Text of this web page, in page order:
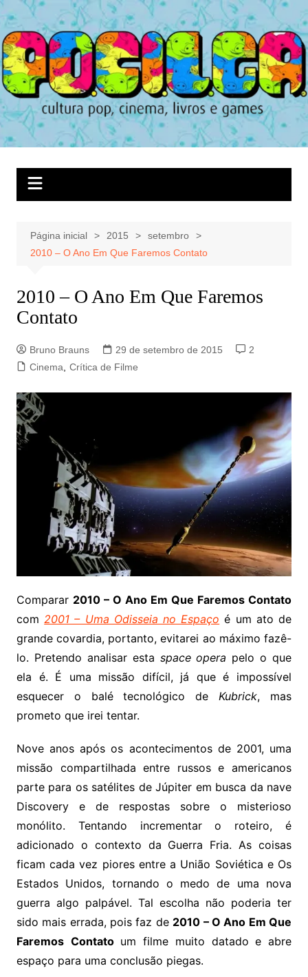
Ir
para
o
conteúdo
Página inicial 2015
setembro
2010 – O Ano Em Que Faremos Contato
2010 – O Ano Em Que Faremos
Contato
Bruno Brauns 29 de setembro de 2015
2
Cinema, Crítica de Filme
Comparar 2010 – O Ano Em Que Faremos Contato
com 2001 – Uma Odisseia no Espaço é um ato de
grande covardia, portanto, evitarei ao máximo fazê-
lo. Pretendo analisar esta space opera pelo o que
ela é. É uma missão difícil, já que é impossível
esquecer o balé tecnológico deKubrick, mas
prometo que irei tentar.
Nove anos após os acontecimentos de 2001, uma
missão compartilhada entre russos e americanos
parte para os satélites de Júpiter em busca da nave
Discovery e de respostas sobre o misterioso
monólito. Tentando incrementar o roteiro, é
adicionado o contexto da Guerra Fria. As coisas
ficam cada vez piores entre a União Soviética e Os
Estados Unidos, tornando o medo de uma nova
guerra algo palpável. Tal escolha não poderia ter
sido mais errada, pois faz de 2010 – O Ano Em Que
Faremos Contatoum filme muito datado e abre
espaço para uma conclusão piegas.